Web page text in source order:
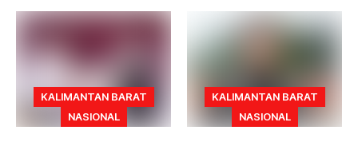
KALIMANTAN BARAT
NASIONAL
KALIMANTAN BARAT
NASIONAL